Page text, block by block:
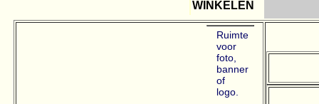
WINKELEN
Ruimte
voor
foto,
banner
of
logo.